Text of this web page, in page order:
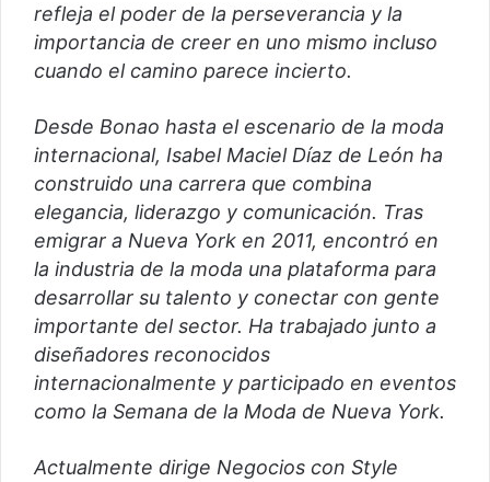
refleja el poder de la perseverancia y la
importancia de creer en uno mismo incluso
cuando el camino parece incierto.
Desde Bonao hasta el escenario de la moda
internacional, Isabel Maciel Díaz de León ha
construido una carrera que combina
elegancia, liderazgo y comunicación. Tras
emigrar a Nueva York en 2011, encontró en
la industria de la moda una plataforma para
desarrollar su talento y conectar con gente
importante del sector. Ha trabajado junto a
diseñadores reconocidos
internacionalmente y participado en eventos
como la Semana de la Moda de Nueva York.
Actualmente dirige Negocios con Style